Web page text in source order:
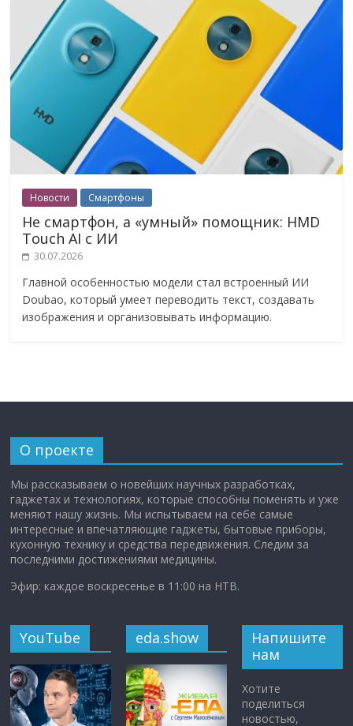
Новости Смартфоны
Не смартфон, а «умный» помощник: HMD
Touch AI с ИИ
30.07.2026
Главной особенностью модели стал встроенный ИИ
Doubao, который умеет переводить текст, создавать
изображения и организовывать информацию.
О проекте
Мы рассказываем о новейших научных разработках,
гаджетах и технологиях, которые способны поменять и уже
меняют нашу жизнь. Мы испытываем на себе самые
интересные и впечатляющие гаджеты, бытовые приборы,
кухонную технику и средства передвижения. Следим за
последними достижениями медицины.
Эфир: каждое воскресенье в 11:00 на НТВ.
YouTube eda.show
Напишите
нам
Хотите
поделиться
новостью,